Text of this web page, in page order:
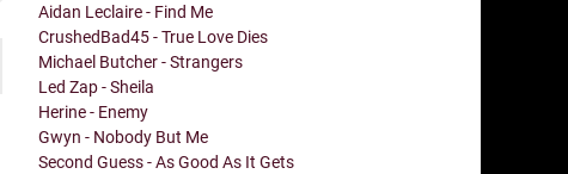
Aidan Leclaire - Find Me
CrushedBad45 - True Love Dies
Michael Butcher - Strangers
Led Zap - Sheila
Herine - Enemy
Gwyn - Nobody But Me
Second Guess - As Good As It Gets